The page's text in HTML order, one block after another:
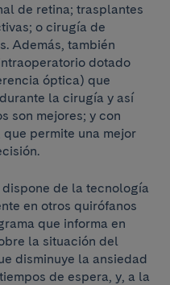
de retina; trasplantes
o cirugía de
Además, también
dotado
óptica) que
la cirugía y así
son mejores; y con
permite una mejor
de la tecnología
en otros quirófanos
que informa en
la situación del
disminuye la ansiedad
de espera, y, a la